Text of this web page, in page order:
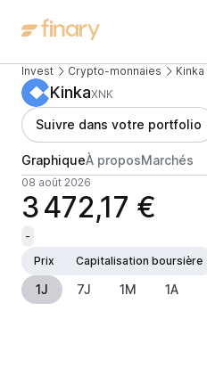
Invest Crypto-monnaies Kinka
KinkaXNK
Suivre dans votre portfolio
GraphiqueÀ proposMarchés
08 août 2026
3 472,17 €
-
Prix
Capitalisation boursière
1J 7J 1M 1A